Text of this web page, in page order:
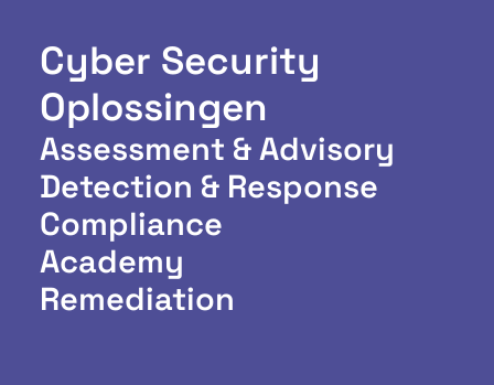
Cyber Security
Oplossingen
Assessment & Advisory
Detection & Response
Compliance
Academy
Remediation